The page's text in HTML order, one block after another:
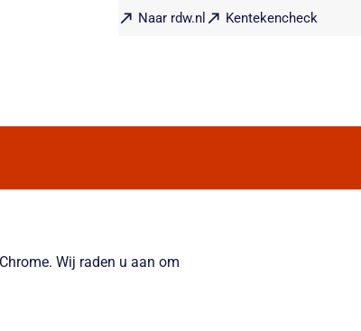
Naar rdw.nl Kentekencheck
Wij raden u aan om